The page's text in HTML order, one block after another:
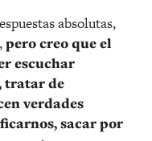
absolutas,
pero creo que el
escuchar
tratar de
verdades
sacar por